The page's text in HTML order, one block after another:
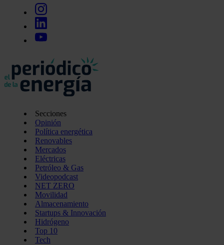
Secciones
Opinión
Política energética
Renovables
Mercados
Eléctricas
Petróleo & Gas
Videopodcast
NET ZERO
Movilidad
Almacenamiento
Startups & Innovación
Hidrógeno
Top 10
Tech